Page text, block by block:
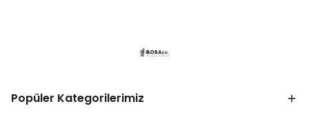
Popüler Kategorilerimiz